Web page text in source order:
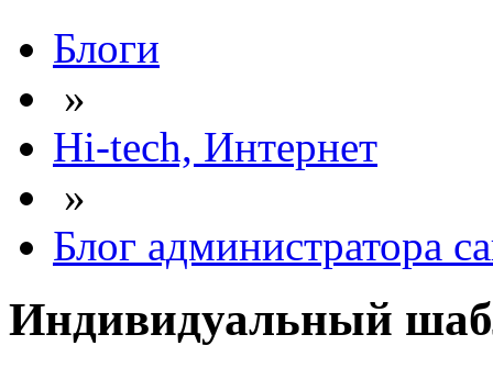
Блоги
»
Hi-tech, Интернет
»
Блог администратора
Индивидуальный